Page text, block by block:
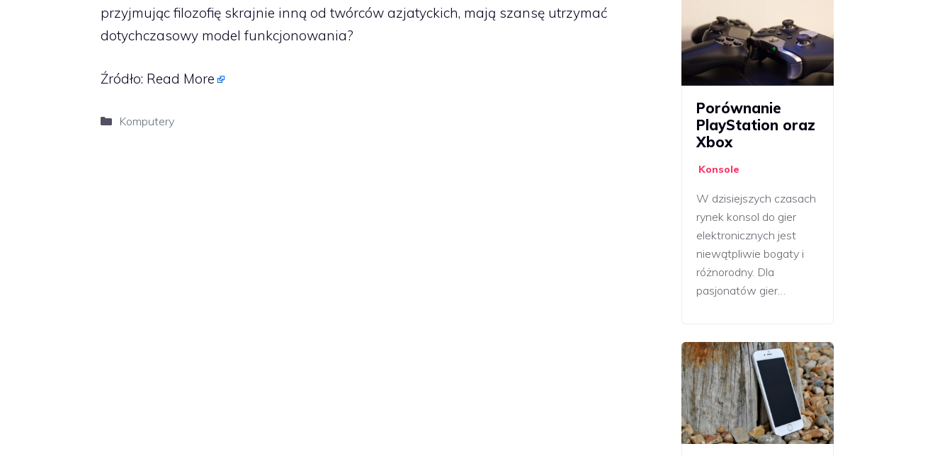
przyjmując filozofię skrajnie inną od twórców azjatyckich, mają szansę utrzymać
dotychczasowy model funkcjonowania?
Źródło: Read More
Kategorie
Komputery
Porównanie
PlayStation oraz
Xbox
Konsole
W dzisiejszych czasach
rynek konsol do gier
elektronicznych jest
niewątpliwie bogaty i
różnorodny. Dla
pasjonatów gier…